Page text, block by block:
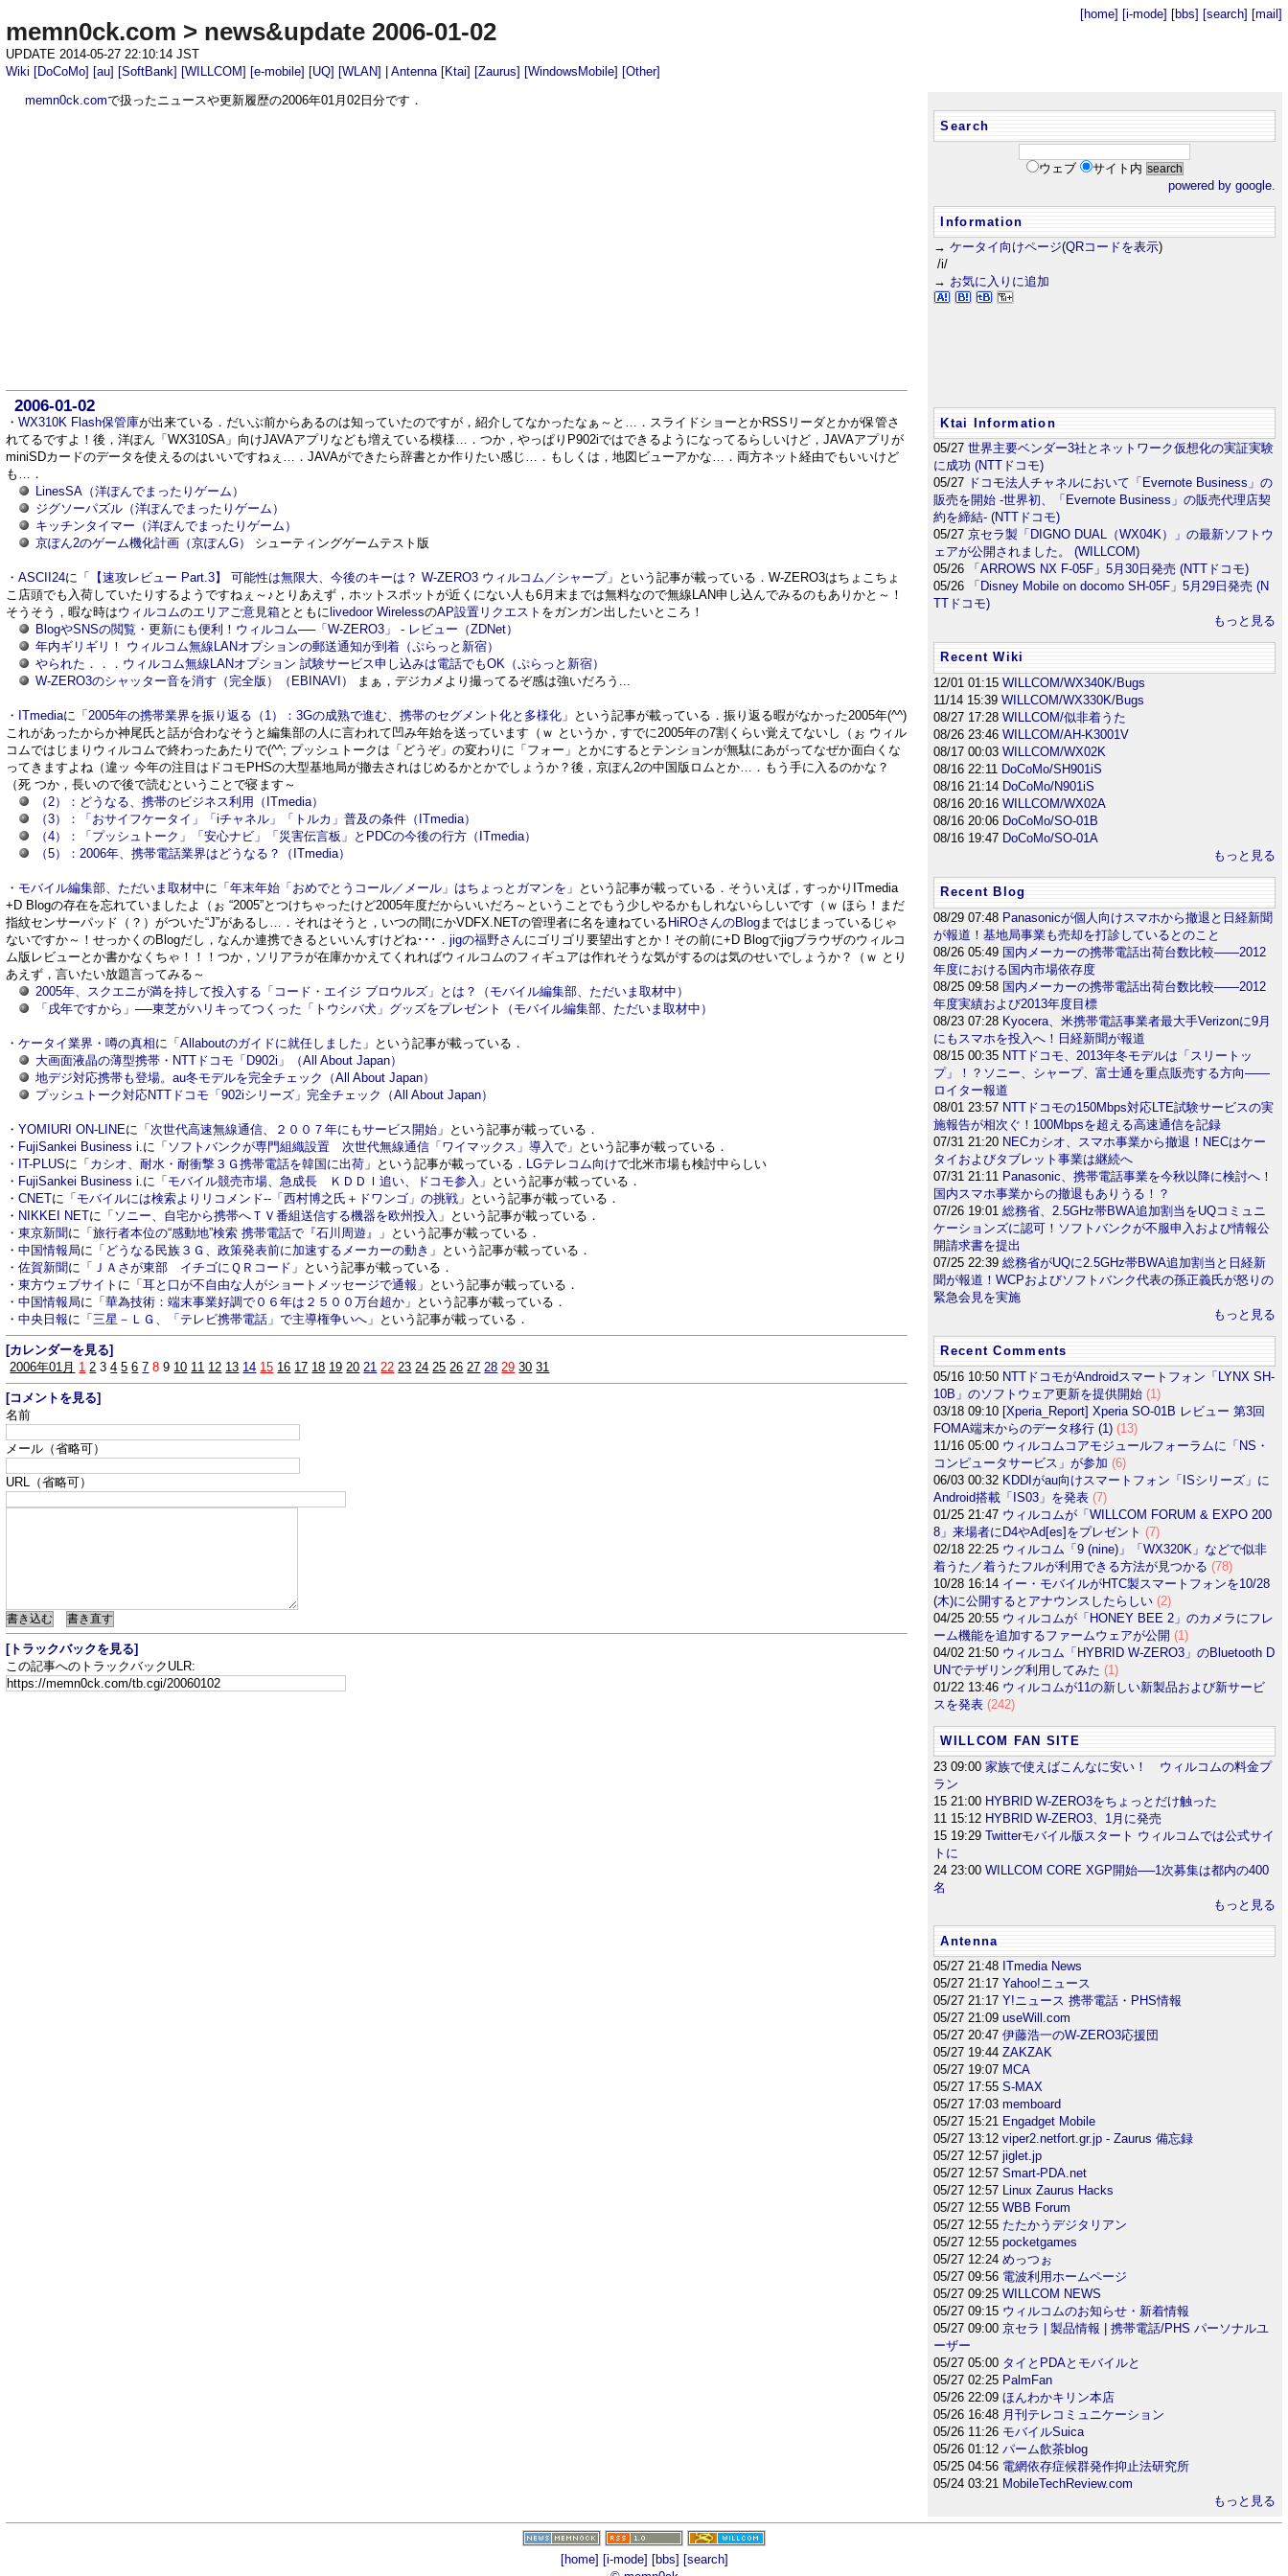
[home] [i-mode] [bbs] [search] [mail]
memn0ck.com > news&update 2006-01-02
UPDATE 2014-05-27 22:10:14 JST
Wiki [DoCoMo] [au] [SoftBank] [WILLCOM] [e-mobile] [UQ] [WLAN] |Antenna [Ktai] [Zaurus] [WindowsMobile] [Other]
memn0ck.comで扱ったニュースや更新履歴の2006年01月02日分です．
2006-01-02
・WX310K Flash保管庫が出来ている．だいぶ前からあるのは知っていたのですが，紹介してなかったなぁ～と…．スライドショーとかRSSリーダとかが保管さ
れてるですよ！後，洋ぽん「WX310SA」向けJAVAアプリなども増えている模様…．つか，やっぱりP902iではできるようになってるらしいけど，JAVAアプリが
miniSDカードのデータを使えるのはいいですねぇ…．JAVAができたら辞書とか作りたい感じ…．もしくは，地図ビューアかな…．両方ネット経由でもいいけど
も…．
LinesSA（洋ぽんでまったりゲーム）
ジグソーパズル（洋ぽんでまったりゲーム）
キッチンタイマー（洋ぽんでまったりゲーム）
京ぽん2のゲーム機化計画（京ぽんG）
シューティングゲームテスト版
・ASCII24に「 【速攻レビュー Part.3】 可能性は無限大、今後のキーは？ W-ZERO3 ウィルコム／シャープ」という記事が載っている．W-ZERO3はちょこちょ
こ店頭でも入荷していたりするようですねぇ～♪とりあえず，ホットスポットが近くにない人も6月末までは無料なので無線LAN申し込んでみるのもありかと～！
そうそう，暇な時はウィルコムのエリアご意見箱とともに livedoor WirelessのAP設置リクエスト をガンガン出したいところ！
BlogやSNSの閲覧・更新にも便利！ウィルコム──「W-ZERO3」 - レビュー（ZDNet）
年内ギリギリ！ ウィルコム無線LANオプションの郵送通知が到着（ぷらっと新宿）
やられた．．．ウィルコム無線LANオプション 試験サービス申し込みは電話でもOK（ぷらっと新宿）
W-ZERO3のシャッター音を消す（完全版）（EBINAVI）
まぁ，デジカメより撮ってるぞ感は強いだろう...
・ ITmediaに「2005年の携帯業界を振り返る（1）：3Gの成熟で進む、携帯のセグメント化と多様化 」という記事が載っている．振り返る暇がなかった2005年(^^)
これがあったからか神尾氏と話が合わなそうと編集部の人に言われて凹み年始を送っています（ｗ というか，すでに2005年の7割くらい覚えてないし（ぉ ウィル
コムではじまりウィルコムで終わったあたりで(^^; プッシュトークは「どうぞ」の変わりに「フォー」とかにするとテンションが無駄にあがってなぜか面白くな
ってきますよね（違ッ 今年の注目はドコモPHSの大型基地局が撤去されはじめるかとかでしょうか？後，京ぽん2の中国版ロムとか…．もう手に入るのかな？
（死 つか，長いので後で読むということで寝ます～
（2）：どうなる、携帯のビジネス利用（ITmedia）
（3）：「おサイフケータイ」「iチャネル」「トルカ」普及の条件（ITmedia）
（4）：「プッシュトーク」「安心ナビ」「災害伝言板」とPDCの今後の行方（ITmedia）
（5）：2006年、携帯電話業界はどうなる？（ITmedia）
・ モバイル編集部、ただいま取材中に「年末年始「おめでとうコール／メール」はちょっとガマンを 」という記事が載っている．そういえば，すっかりITmedia
+D Blogの存在を忘れていましたよ（ぉ “2005”とつけちゃったけど2005年度だからいいだろ～ということでもう少しやるかもしれないらしいです（ｗ ほら！まだ
指紋センサーパッド（？）がついた“J”があるし…．それはそうと，いつの間にかVDFX.NETの管理者に名を連ねている HiROさんのBlogまではじまっているじゃ
ないですか～！せっかくのBlogだし，なんか連携できるといいんすけどね･･･．jigの福野さんにゴリゴリ要望出すとか！その前に+D Blogでjigブラウザのウィルコ
ム版レビューとか書かなくちゃ！！！つか，ソリアラが在庫かかえてくれればウィルコムのフィギュアは作れそうな気がするのは気のせいでしょうか？（ｗ とり
あえず，言いたい放題言ってみる～
2005年、スクエニが満を持して投入する「コード・エイジ ブロウルズ」とは？（モバイル編集部、ただいま取材中）
「戌年ですから」──東芝がハリキってつくった「トウシバ犬」グッズをプレゼント（モバイル編集部、ただいま取材中）
・ケータイ業界・噂の真相に「Allaboutのガイドに就任しました 」という記事が載っている．
大画面液晶の薄型携帯・NTTドコモ「D902i」（All About Japan）
地デジ対応携帯も登場。au冬モデルを完全チェック（All About Japan）
プッシュトーク対応NTTドコモ「902iシリーズ」完全チェック（All About Japan）
・YOMIURI ON-LINEに「次世代高速無線通信、２００７年にもサービス開始 」という記事が載っている．
・ FujiSankei Business i.に「 ソフトバンクが専門組織設置 次世代無線通信「ワイマックス」導入で 」という記事が載っている．
・ IT-PLUSに「 カシオ、耐水・耐衝撃３Ｇ携帯電話を韓国に出荷 」という記事が載っている． LGテレコム向けで北米市場も検討中らしい
・ FujiSankei Business i.に「 モバイル競売市場、急成長 ＫＤＤＩ追い、ドコモ参入 」という記事が載っている．
・CNETに「 モバイルには検索よりリコメンド--「西村博之氏＋ドワンゴ」の挑戦 」という記事が載っている．
・ NIKKEI NETに「 ソニー、自宅から携帯へＴＶ番組送信する機器を欧州投入 」という記事が載っている．
・東京新聞に「旅行者本位の“感動地”検索 携帯電話で『石川周遊』
」という記事が載っている．
・中国情報局に「 どうなる民族３Ｇ、政策発表前に加速するメーカーの動き 」という記事が載っている．
・佐賀新聞に「 ＪＡさが東部 イチゴにＱＲコード 」という記事が載っている．
・東方ウェブサイト に「耳と口が不自由な人がショートメッセージで通報 」という記事が載っている．
・中国情報局に「華為技術：端末事業好調で０６年は２５００万台超か 」という記事が載っている．
・中央日報に「三星－ＬＧ、「テレビ携帯電話」で主導権争いへ 」という記事が載っている．
[カレンダーを見る]
2006年01月 1 2 3 4 5 6 7 8 9 10 11 12 13 14 15 16 17 18 19 20 21 22 23 24 25 26 27 28 29 30 31
[コメントを見る]
名前
メール（省略可）
URL（省略可）
[トラックバックを見る]
この記事へのトラックバックULR:
Search
ウェブ
サイト内
powered by google.
Information
→ケータイ向けページ(QRコードを表示)
/i/
→ お気に入りに追加
Ktai Information
05/27世界主要ベンダー3社とネットワーク仮想化の実証実験
に成功 (NTTドコモ)
05/27 ドコモ法人チャネルにおいて「Evernote Business」の
販売を開始 -世界初、「Evernote Business」の販売代理店契
約を締結- (NTTドコモ)
05/27京セラ製「DIGNO DUAL（WX04K）」の最新ソフトウ
ェアが公開されました。 (WILLCOM)
05/26
「ARROWS NX F-05F」5月30日発売 (NTTドコモ)
05/26
「Disney Mobile on docomo SH-05F」5月29日発売 (N
TTドコモ)
もっと見る
Recent Wiki
12/01 01:15WILLCOM/WX340K/Bugs
11/14 15:39WILLCOM/WX330K/Bugs
08/27 17:28WILLCOM/似非着うた
08/26 23:46WILLCOM/AH-K3001V
08/17 00:03WILLCOM/WX02K
08/16 22:11 DoCoMo/SH901iS
08/16 21:14 DoCoMo/N901iS
08/16 20:16WILLCOM/WX02A
08/16 20:06 DoCoMo/SO-01B
08/16 19:47 DoCoMo/SO-01A
もっと見る
Recent Blog
08/29 07:48 Panasonicが個人向けスマホから撤退と日経新聞
が報道！基地局事業も売却を打診しているとのこと
08/26 05:49 国内メーカーの携帯電話出荷台数比較――2012
年度における国内市場依存度
08/25 09:58 国内メーカーの携帯電話出荷台数比較――2012
年度実績および2013年度目標
08/23 07:28 Kyocera、米携帯電話事業者最大手Verizonに9月
にもスマホを投入へ！日経新聞が報道
08/15 00:35 NTTドコモ、2013年冬モデルは「スリートッ
プ」！？ソニー、シャープ、富士通を重点販売する方向――
ロイター報道
08/01 23:57 NTTドコモの150Mbps対応LTE試験サービスの実
施報告が相次ぐ！100Mbpsを超える高速通信を記録
07/31 21:20 NECカシオ、スマホ事業から撤退！NECはケー
タイおよびタブレット事業は継続へ
07/31 21:11 Panasonic、携帯電話事業を今秋以降に検討へ！
国内スマホ事業からの撤退もありうる！？
07/26 19:01総務省、2.5GHz帯BWA追加割当をUQコミュニ
ケーションズに認可！ソフトバンクが不服申入および情報公
開請求書を提出
07/25 22:39総務省がUQに2.5GHz帯BWA追加割当と日経新
聞が報道！WCPおよびソフトバンク代表の孫正義氏が怒りの
緊急会見を実施
もっと見る
Recent Comments
05/16 10:50 NTTドコモがAndroidスマートフォン「LYNX SH-
10B」のソフトウェア更新を提供開始(1)
03/18 09:10 [Xperia_Report] Xperia SO-01B レビュー 第3回
FOMA端末からのデータ移行 (1)(13)
11/16 05:00 ウィルコムコアモジュールフォーラムに「NS・
コンピュータサービス」が参加(6)
06/03 00:32 KDDIがau向けスマートフォン「ISシリーズ」に
Android搭載「IS03」を発表(7)
01/25 21:47 ウィルコムが「WILLCOM FORUM & EXPO 200
8」来場者にD4やAd[es]をプレゼント(7)
02/18 22:25 ウィルコム「9 (nine)」「WX320K」などで似非
着うた／着うたフルが利用できる方法が見つかる(78)
10/28 16:14 イー・モバイルがHTC製スマートフォンを10/28
(木)に公開するとアナウンスしたらしい(2)
04/25 20:55 ウィルコムが「HONEY BEE 2」のカメラにフレ
ーム機能を追加するファームウェアが公開(1)
04/02 21:50 ウィルコム「HYBRID W-ZERO3」のBluetooth D
UNでテザリング利用してみた(1)
01/22 13:46 ウィルコムが11の新しい新製品および新サービ
スを発表(242)
WILLCOM FAN SITE
23 09:00家族で使えばこんなに安い！ ウィルコムの料金プ
ラン
15 21:00 HYBRID W-ZERO3をちょっとだけ触った
11 15:12 HYBRID W-ZERO3、1月に発売
15 19:29Twitterモバイル版スタート ウィルコムでは公式サイ
トに
24 23:00WILLCOM CORE XGP開始──1次募集は都内の400
名
もっと見る
Antenna
05/27 21:48 ITmedia News
05/27 21:17Yahoo!ニュース
05/27 21:17Y!ニュース 携帯電話・PHS情報
05/27 21:09useWill.com
05/27 20:47伊藤浩一のW-ZERO3応援団
05/27 19:44ZAKZAK
05/27 19:07 MCA
05/27 17:55S-MAX
05/27 17:03memboard
05/27 15:21 Engadget Mobile
05/27 13:12viper2.netfort.gr.jp - Zaurus 備忘録
05/27 12:57jiglet.jp
05/27 12:57Smart-PDA.net
05/27 12:57 Linux Zaurus Hacks
05/27 12:55WBB Forum
05/27 12:55 たたかうデジタリアン
05/27 12:55pocketgames
05/27 12:24めっつぉ
05/27 09:56 電波利用ホームページ
05/27 09:25WILLCOM NEWS
05/27 09:15 ウィルコムのお知らせ・新着情報
05/27 09:00京セラ | 製品情報 | 携帯電話/PHS パーソナルユ
ーザー
05/27 05:00 タイとPDAとモバイルと
05/27 02:25 PalmFan
05/26 22:09ほんわかキリン本店
05/26 16:48 月刊テレコミュニケーション
05/26 11:26 モバイルSuica
05/26 01:12パーム飲茶blog
05/25 04:56 電網依存症候群発作抑止法研究所
05/24 03:21 MobileTechReview.com
もっと見る
[home] [i-mode] [bbs] [search]